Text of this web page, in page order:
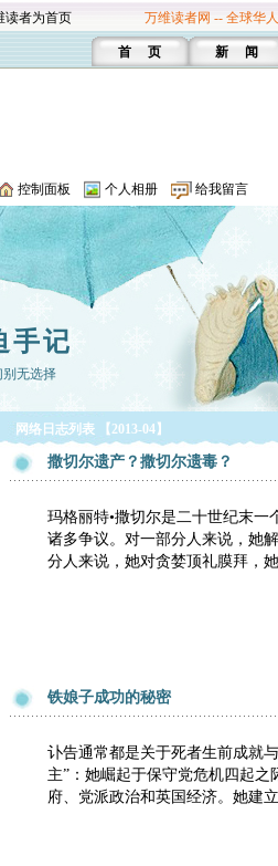
读者为首页 万维读者网 -- 全球华
首 页 新 闻
控制面板 个人相册 给我留言
手记
无选择
网络日志列表 【2013-04】
撒切尔遗产？撒切尔遗毒？
玛格丽特•撒切尔是二十世纪末
诸多争议。对一部分人来说，她
分人来说，她对贪婪顶礼膜拜，
铁娘子成功的秘密
讣告通常都是关于死者生前成就
主”：她崛起于保守党危机四起
府、党派政治和英国经济。她建